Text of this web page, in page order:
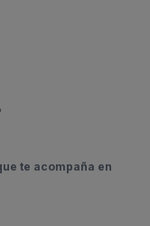
te acompaña en